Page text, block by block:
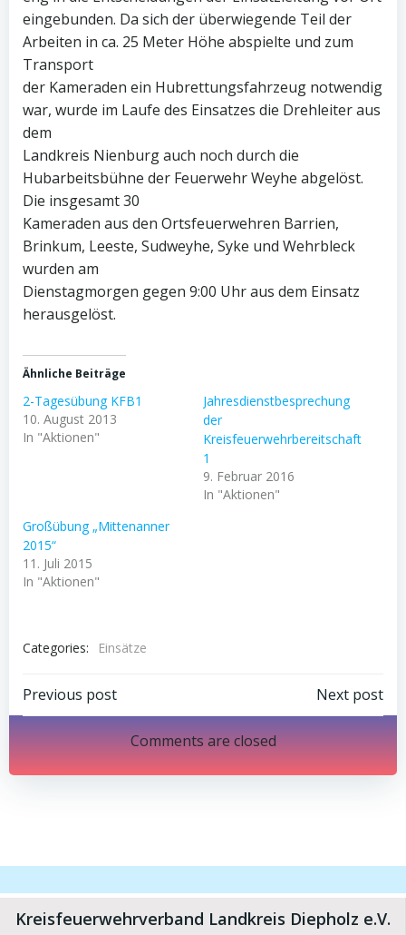
eingebunden. Da sich der überwiegende Teil der
Arbeiten in ca. 25 Meter Höhe abspielte und zum
Transport
der Kameraden ein Hubrettungsfahrzeug notwendig
war, wurde im Laufe des Einsatzes die Drehleiter aus
dem
Landkreis Nienburg auch noch durch die
Hubarbeitsbühne der Feuerwehr Weyhe abgelöst.
Die insgesamt 30
Kameraden aus den Ortsfeuerwehren Barrien,
Brinkum, Leeste, Sudweyhe, Syke und Wehrbleck
wurden am
Dienstagmorgen gegen 9:00 Uhr aus dem Einsatz
herausgelöst.
Ähnliche Beiträge
2-Tagesübung KFB1
10. August 2013
In "Aktionen"
Jahresdienstbesprechung
der
Kreisfeuerwehrbereitschaft
1
9. Februar 2016
In "Aktionen"
Großübung „Mittenanner
2015“
11. Juli 2015
In "Aktionen"
Categories: Einsätze
Post
navigation
Previous post
Post
navigation
Next post
Comments are closed
Kreisfeuerwehrverband Landkreis Diepholz e.V.